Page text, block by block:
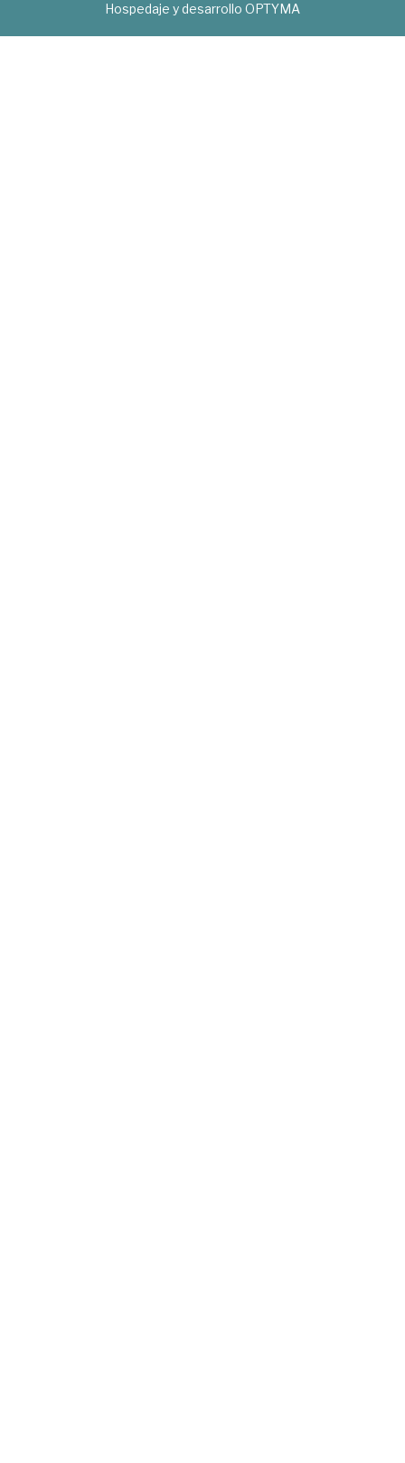
Hospedaje y desarrollo OPTYMA